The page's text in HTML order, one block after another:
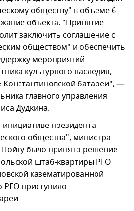
обществу" в объеме 6
объекта. "Принятие
заключить соглашение с
обществом" и обеспечить
мероприятий
культурного наследия,
батареи", —
главного управления
Дудкина.
президента
общества", министра
было принято решение
штаб-квартиры РГО
казематированной
РГО приступило